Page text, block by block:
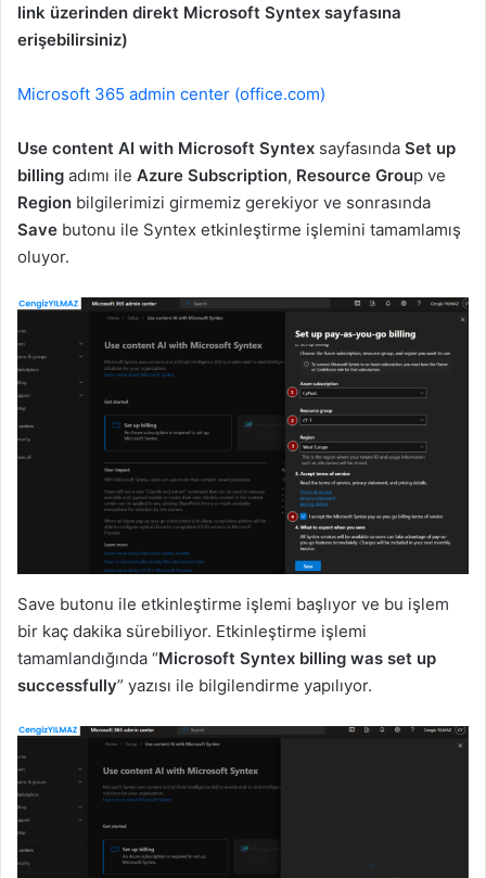
link üzerinden direkt Microsoft Syntex sayfasına
erişebilirsiniz)
Microsoft 365 admin center (office.com)
Use content AI with Microsoft Syntex sayfasında Set up
billing adımı ile Azure Subscription, Resource Group ve
Region bilgilerimizi girmemiz gerekiyor ve sonrasında
Save butonu ile Syntex etkinleştirme işlemini tamamlamış
oluyor.
Save butonu ile etkinleştirme işlemi başlıyor ve bu işlem
bir kaç dakika sürebiliyor. Etkinleştirme işlemi
tamamlandığında “Microsoft Syntex‎ billing was set up
successfully” yazısı ile bilgilendirme yapılıyor.